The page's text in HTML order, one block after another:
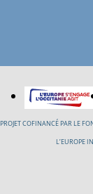
PROJET COFINANCÉ PAR LE
L’EUROPE